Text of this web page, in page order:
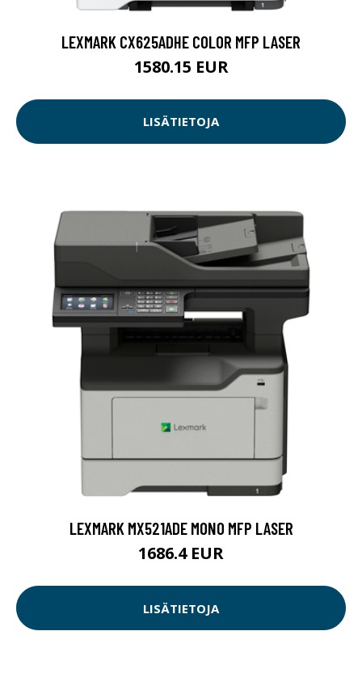
LEXMARK CX625ADHE COLOR MFP LASER
1580.15 EUR
LISÄTIETOJA
LEXMARK MX521ADE MONO MFP LASER
1686.4 EUR
LISÄTIETOJA